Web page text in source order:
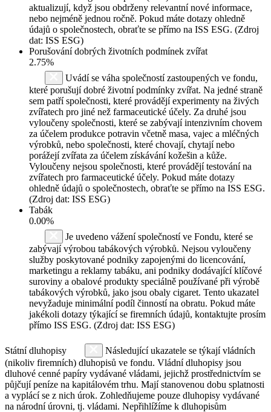
aktualizují, když jsou obdrženy relevantní nové informace,
nebo nejméně jednou ročně. Pokud máte dotazy ohledně
údajů o společnostech, obraťte se přímo na ISS ESG. (Zdroj
dat: ISS ESG)
Porušování dobrých životních podmínek zvířat
2.75%
Uvádí se váha společností zastoupených ve fondu,
které porušují dobré životní podmínky zvířat. Na jedné straně
sem patří společnosti, které provádějí experimenty na živých
zvířatech pro jiné než farmaceutické účely. Za druhé jsou
vyloučeny společnosti, které se zabývají intenzivním chovem
za účelem produkce potravin včetně masa, vajec a mléčných
výrobků, nebo společnosti, které chovají, chytají nebo
porážejí zvířata za účelem získávání kožešin a kůže.
Vyloučeny nejsou společnosti, které provádějí testování na
zvířatech pro farmaceutické účely. Pokud máte dotazy
ohledně údajů o společnostech, obraťte se přímo na ISS ESG.
(Zdroj dat: ISS ESG)
Tabák
0.00%
Je uvedeno vážení společností ve Fondu, které se
zabývají výrobou tabákových výrobků. Nejsou vyloučeny
služby poskytované podniky zapojenými do licencování,
marketingu a reklamy tabáku, ani podniky dodávající klíčové
suroviny a obalové produkty speciálně používané při výrobě
tabákových výrobků, jako jsou obaly cigaret. Tento ukazatel
nevyžaduje minimální podíl činností na obratu. Pokud máte
jakékoli dotazy týkající se firemních údajů, kontaktujte prosím
přímo ISS ESG. (Zdroj dat: ISS ESG)
Státní dluhopisy
Následující ukazatele se týkají vládních
(nikoliv firemních) dluhopisů ve fondu. Vládní dluhopisy jsou
dluhové cenné papíry vydávané vládami, jejichž prostřednictvím se
půjčují peníze na kapitálovém trhu. Mají stanovenou dobu splatnosti
a vyplácí se z nich úrok. Zohledňujeme pouze dluhopisy vydávané
na národní úrovni, tj. vládami. Nepřihlížíme k dluhopisům